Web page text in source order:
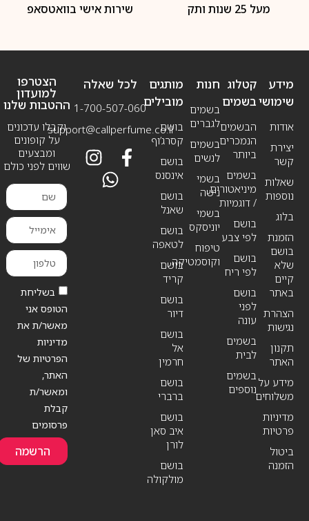
מעל 25 שנות ותק שירות אישי בוואטסאפ
מידע
שימושי
אודות
יצירת
קשר
שאלות
נוספות
בלוג
הזמנת
בושם
שלא
קיים
באתר
הצהרת
נגישות
תקנון
האתר
מידע על
משלוחים
מדיניות
פרטיות
ביטול
הזמנה
חנות
בשמים
לגברים
בשמים
לנשים
בשמי
נישה
בשמי
יוניסקס
טיפוח
וקוסמטיקה
קטלוג
בשמים
הבשמים
הנמכרים
ביותר
בשמים
מיניאטורים
/ דוגמיות
בושם
לפי צבע
בושם
לפי ריח
בושם
לפני
עונה
בשמים
לבית
בשמים
נוספים
מותגים
מובילים
בושם
קסרג’וף
בושם
אינסנס
בושם
שאנל
בושם
לטאפה
בושם
קריד
בושם
דיור
בושם
אל
חרמין
בושם
ברברי
בושם
איב סאן
לורן
בושם
מולקולה
לכל שאלה
1-700-507-060
support@callperfume.co.il
הצטרפו
למועדון
ההטבות שלנו
וקבלו עדכונים
על קופונים
ומבצעים
שווים לפני כולם
בשליחת
הטופס אני
מאשר/ת את
מדיניות
הפרטיות של
האתר,
ומאשר/ת
קבלת
פרסומים
הרשמה